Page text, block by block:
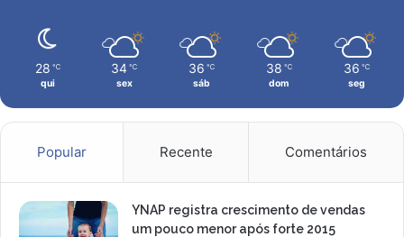
28 ℃
qui
34 ℃
sex
36 ℃
sáb
38 ℃
dom
36 ℃
seg
Popular Recente Comentários
YNAP registra crescimento de vendas
um pouco menor após forte 2015